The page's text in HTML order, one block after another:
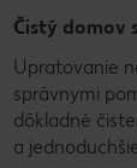
Čistý domov
Upratovanie
správnymi
dôkladné
a